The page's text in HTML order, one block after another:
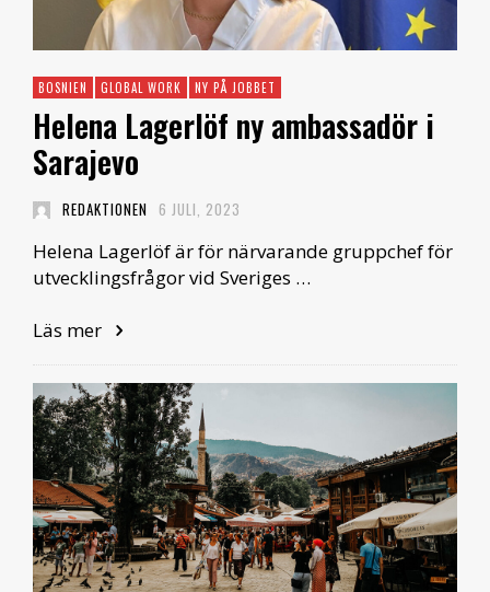
BOSNIEN GLOBAL WORK NY PÅ JOBBET
Helena Lagerlöf ny ambassadör i
Sarajevo
REDAKTIONEN 6 JULI, 2023
Helena Lagerlöf är för närvarande gruppchef för
utvecklingsfrågor vid Sveriges …
Läs mer